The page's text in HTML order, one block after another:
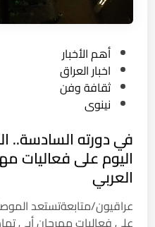
ف
ع
ا
ل
ي
ا
ت
م
ه
ر
ج
d
i
n
أهم الأخبار
اخبار العراق
ثقافة وفن
نينوى
في دورته السادسة..
اليوم على فعاليات
العربي
عراقيون/متابعةتستعد
على فعاليات مهرجان أبي